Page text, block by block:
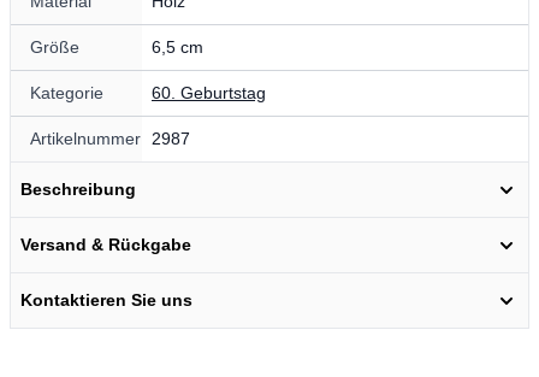
Größe 6,5 cm
Kategorie 60. Geburtstag
Artikelnummer 2987
Beschreibung
Versand & Rückgabe
Kontaktieren Sie uns